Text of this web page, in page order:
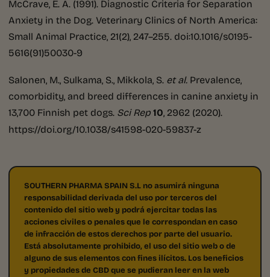
McCrave, E. A. (1991). Diagnostic Criteria for Separation
Anxiety in the Dog. Veterinary Clinics of North America:
Small Animal Practice, 21(2), 247–255. doi:10.1016/s0195-
5616(91)50030-9
Salonen, M., Sulkama, S., Mikkola, S. et al. Prevalence,
comorbidity, and breed differences in canine anxiety in
13,700 Finnish pet dogs. Sci Rep10, 2962 (2020).
https://doi.org/10.1038/s41598-020-59837-z
SOUTHERN PHARMA SPAIN S.L no asumirá ninguna
responsabilidad derivada del uso por terceros del
contenido del sitio web y podrá ejercitar todas las
acciones civiles o penales que le correspondan en caso
de infracción de estos derechos por parte del usuario.
Está absolutamente prohibido, el uso del sitio web o de
alguno de sus elementos con fines ilícitos. Los beneficios
y propiedades de CBD que se pudieran leer en la web